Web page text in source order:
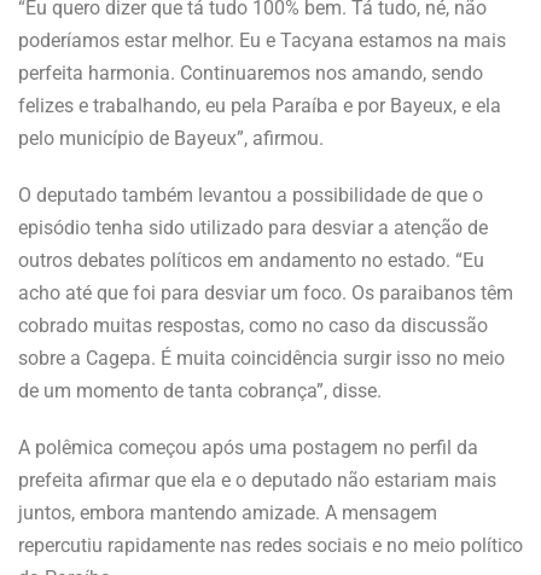
“Eu quero dizer que tá tudo 100% bem. Tá tudo, né, não
poderíamos estar melhor. Eu e Tacyana estamos na mais
perfeita harmonia. Continuaremos nos amando, sendo
felizes e trabalhando, eu pela Paraíba e por Bayeux, e ela
pelo município de Bayeux”, afirmou.
O deputado também levantou a possibilidade de que o
episódio tenha sido utilizado para desviar a atenção de
outros debates políticos em andamento no estado. “Eu
acho até que foi para desviar um foco. Os paraibanos têm
cobrado muitas respostas, como no caso da discussão
sobre a Cagepa. É muita coincidência surgir isso no meio
de um momento de tanta cobrança”, disse.
A polêmica começou após uma postagem no perfil da
prefeita afirmar que ela e o deputado não estariam mais
juntos, embora mantendo amizade. A mensagem
repercutiu rapidamente nas redes sociais e no meio político